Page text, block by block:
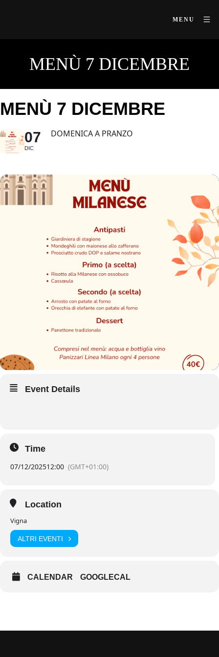
MENU
MENÙ 7 DICEMBRE
MENÙ 7 DICEMBRE
07
DIC
DOMENICA A PRANZO
Event Details
Time
07/12/202512:00 (GMT+01:00)
Location
Vigna
ALTRI EVENTI
CALENDAR GOOGLECAL